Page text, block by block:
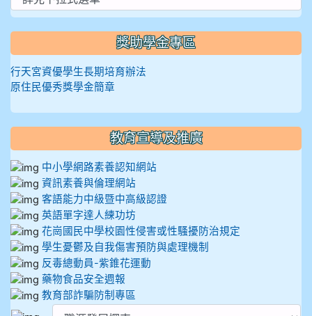
獎助學金專區
行天宮資優學生長期培育辦法
原住民優秀獎學金簡章
教育宣導及推廣
中小學網路素養認知網站
資訊素養與倫理網站
客語能力中級暨中高級認證
英語單字達人練功坊
花崗國民中學校園性侵害或性騷擾防治規定
學生憂鬱及自我傷害預防與處理機制
反毒總動員-紫錐花運動
藥物食品安全週報
教育部詐騙防制專區